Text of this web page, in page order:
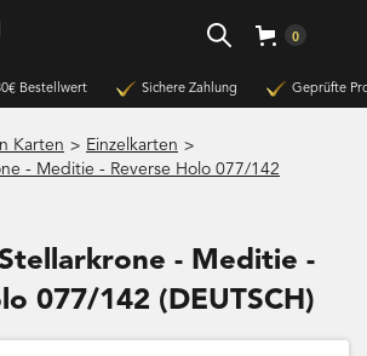
0
Bestellwert Sichere Zahlung Geprüfte
Karten > Einzelkarten >
- Meditie - Reverse Holo 077/142
- Meditie -
077/142 (DEUTSCH)